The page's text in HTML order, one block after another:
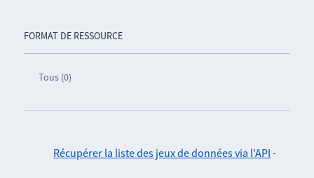
FORMAT DE RESSOURCE
Tous (0)
Récupérer la liste des jeux de données via l'API -